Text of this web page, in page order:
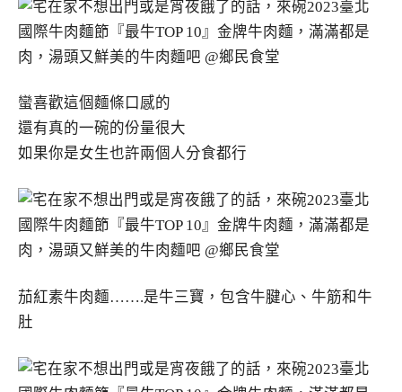
蠻喜歡這個麵條口感的
還有真的一碗的份量很大
如果你是女生也許兩個人分食都行
茄紅素牛肉麵…….是牛三寶，包含牛腱心、牛筋和牛
肚